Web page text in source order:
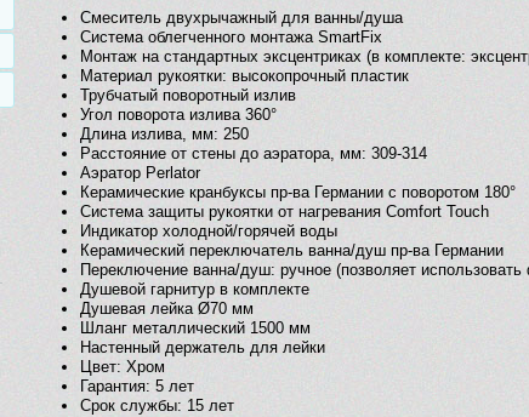
Смеситель двухрычажный для ванны/душа
Система облегченного монтажа SmartFix
Монтаж на стандартных эксцентриках (в комплекте:
Материал рукоятки: высокопрочный пластик
Трубчатый поворотный излив
Угол поворота излива 360°
Длина излива, мм: 250
Расстояние от стены до аэратора, мм: 309-314
Аэратор Perlator
Керамические кранбуксы пр-ва Германии с поворотом 180°
Система защиты рукоятки от нагревания Comfort Touch
Индикатор холодной/горячей воды
Керамический переключатель ванна/душ пр-ва Германии
Переключение ванна/душ: ручное (позволяет
Душевой гарнитур в комплекте
Душевая лейка Ø70 мм
Шланг металлический 1500 мм
Настенный держатель для лейки
Цвет: Хром
Гарантия: 5 лет
Срок службы: 15 лет